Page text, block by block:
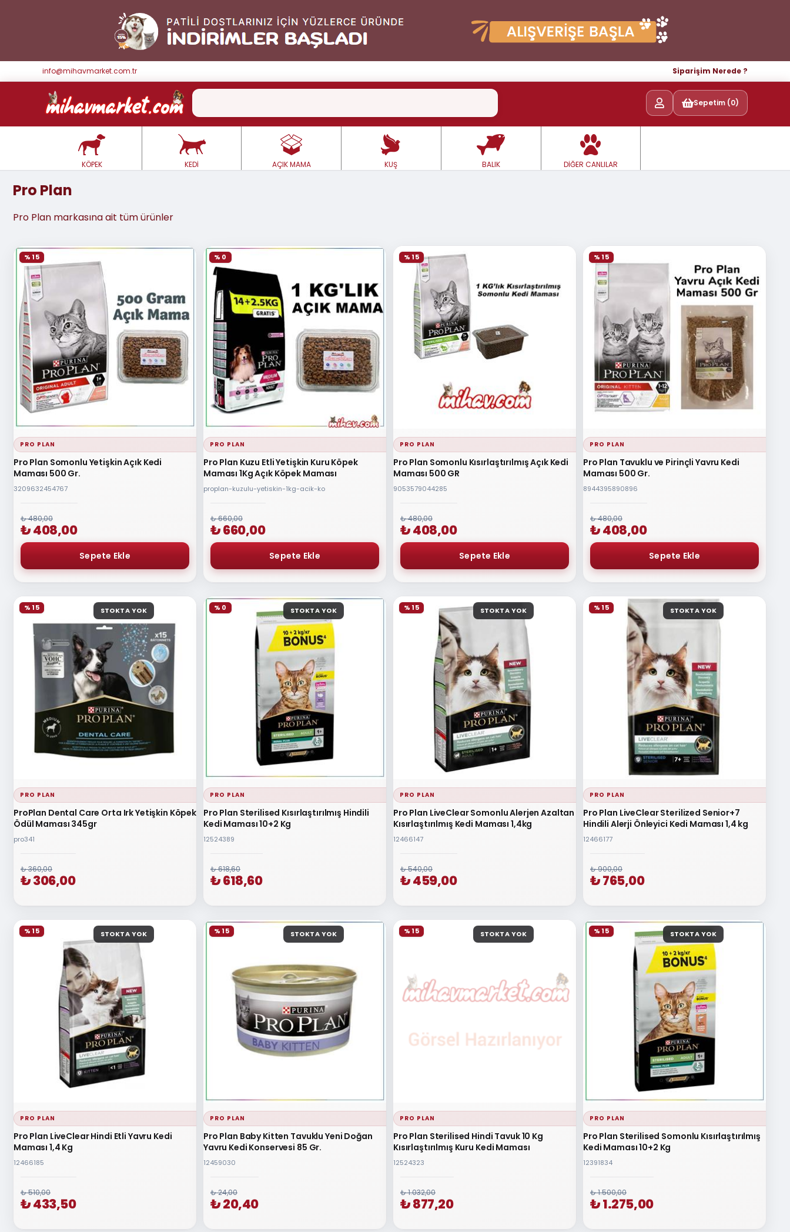
info@mihavmarket.com.tr Siparişim Nerede ?
Sepetim (0)
KÖPEK KEDİ AÇIK MAMA KUŞ BALIK DİĞER CANLILAR
Pro Plan
Pro Plan markasına ait tüm ürünler
PRO PLAN
Pro Plan Somonlu Yetişkin Açık Kedi
Maması 500 Gr.
3209632454767
% 15
₺ 480,00
₺ 408,00
PRO PLAN
Pro Plan Kuzu Etli Yetişkin Kuru Köpek
Maması 1Kg Açık Köpek Maması
proplan-kuzulu-yetiskin-1kg-acik-ko
% 0
₺ 660,00
₺ 660,00
PRO PLAN
Pro Plan Somonlu Kısırlaştırılmış Açık Kedi
Maması 500 GR
9053579044285
% 15
₺ 480,00
₺ 408,00
PRO PLAN
Pro Plan Tavuklu ve Pirinçli Yavru Kedi
Maması 500 Gr.
8944395890896
% 15
₺ 480,00
₺ 408,00
STOKTA YOK
PRO PLAN
ProPlan Dental Care Orta Irk Yetişkin Köpek
Ödül Maması 345gr
pro341
% 15
₺ 360,00
₺ 306,00
STOKTA YOK
PRO PLAN
Pro Plan Sterilised Kısırlaştırılmış Hindili
Kedi Maması 10+2 Kg
12524389
% 0
₺ 618,60
₺ 618,60
STOKTA YOK
PRO PLAN
Pro Plan LiveClear Somonlu Alerjen Azaltan
Kısırlaştırılmış Kedi Maması 1,4kg
12466147
% 15
₺ 540,00
₺ 459,00
STOKTA YOK
PRO PLAN
Pro Plan LiveClear Sterilized Senior+7
Hindili Alerji Önleyici Kedi Maması 1,4 kg
12466177
% 15
₺ 900,00
₺ 765,00
STOKTA YOK
PRO PLAN
Pro Plan LiveClear Hindi Etli Yavru Kedi
Maması 1,4 Kg
12466185
% 15
₺ 510,00
₺ 433,50
STOKTA YOK
PRO PLAN
Pro Plan Baby Kitten Tavuklu Yeni Doğan
Yavru Kedi Konservesi 85 Gr.
12459030
% 15
₺ 24,00
₺ 20,40
STOKTA YOK
PRO PLAN
Pro Plan Sterilised Hindi Tavuk 10 Kg
Kısırlaştırılmış Kuru Kedi Maması
12524323
% 15
₺ 1.032,00
₺ 877,20
STOKTA YOK
PRO PLAN
Pro Plan Sterilised Somonlu Kısırlaştırılmış
Kedi Maması 10+2 Kg
12391834
% 15
₺ 1.500,00
₺ 1.275,00